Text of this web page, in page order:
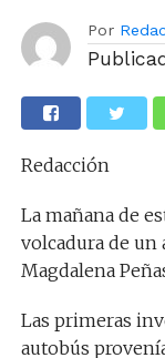
Por
Redacción
La mañana de
volcadura de un
Magdalena
Las primeras
autobús